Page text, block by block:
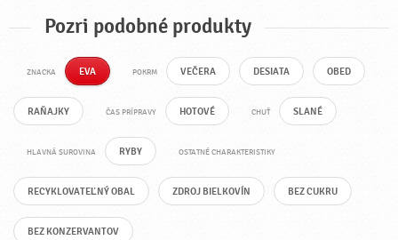
Pozri podobné produkty
ZNACKA EVA POKRM VEČERA DESIATA OBED
RAŇAJKY ČAS PRÍPRAVY HOTOVÉ CHUŤ SLANÉ
HLAVNÁ SUROVINA RYBY OSTATNÉ CHARAKTERISTIKY
RECYKLOVATEĽNÝ OBAL ZDROJ BIELKOVÍN BEZ CUKRU
BEZ KONZERVANTOV